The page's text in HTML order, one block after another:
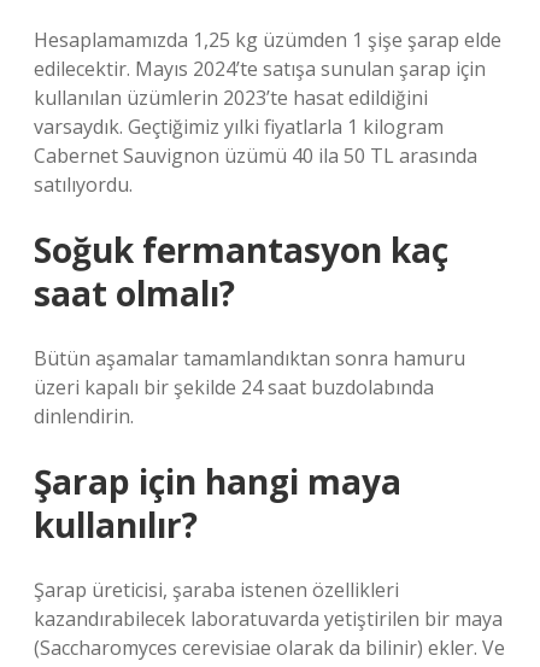
Hesaplamamızda 1,25 kg üzümden 1 şişe şarap elde
edilecektir. Mayıs 2024’te satışa sunulan şarap için
kullanılan üzümlerin 2023’te hasat edildiğini
varsaydık. Geçtiğimiz yılki fiyatlarla 1 kilogram
Cabernet Sauvignon üzümü 40 ila 50 TL arasında
satılıyordu.
Soğuk fermantasyon kaç
saat olmalı?
Bütün aşamalar tamamlandıktan sonra hamuru
üzeri kapalı bir şekilde 24 saat buzdolabında
dinlendirin.
Şarap için hangi maya
kullanılır?
Şarap üreticisi, şaraba istenen özellikleri
kazandırabilecek laboratuvarda yetiştirilen bir maya
(Saccharomyces cerevisiae olarak da bilinir) ekler. Ve